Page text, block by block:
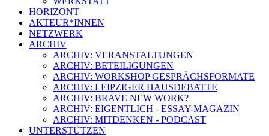
HORIZONT
AKTEUR*INNEN
NETZWERK
ARCHIV
ARCHIV: VERANSTALTUNGEN
ARCHIV: BETEILIGUNGEN
ARCHIV: WORKSHOP GESPRÄCHSFORMATE
ARCHIV: LEIPZIGER HAUSDEBATTE
ARCHIV: BRAVE NEW WORK?
ARCHIV: EIGENTLICH - ESSAY-MAGAZIN
ARCHIV: MITDENKEN - PODCAST
UNTERSTÜTZEN